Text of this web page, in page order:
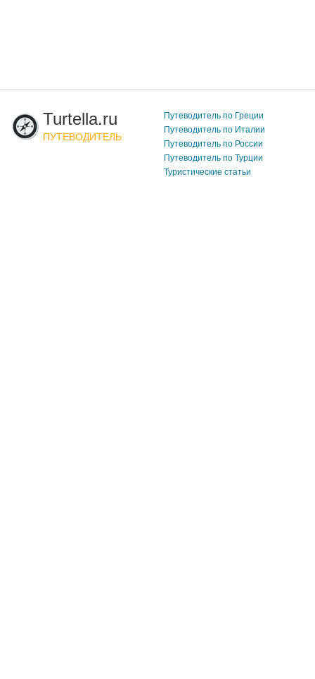
Turtella.ru
ПУТЕВОДИТЕЛЬ
Путеводитель по Греции
Путеводитель по Италии
Путеводитель по России
Путеводитель по Турции
Туристические статьи